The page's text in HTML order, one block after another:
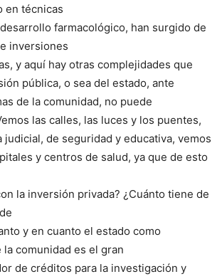
en técnicas
farmacológico, han surgido de
inversiones
y aquí hay otras complejidades que
pública, o sea del estado, ante
de la comunidad, no puede
las calles, las luces y los puentes,
de seguridad y educativa, vemos
y centros de salud, ya que de esto
la inversión privada? ¿Cuánto tiene de
y en cuanto el estado como
comunidad es el gran
de créditos para la investigación y